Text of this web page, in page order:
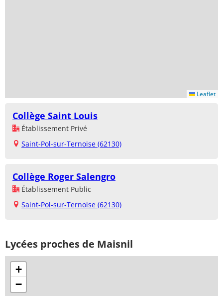
Leaflet
Collège Saint Louis
Établissement Privé
Saint-Pol-sur-Ternoise (62130)
Collège Roger Salengro
Établissement Public
Saint-Pol-sur-Ternoise (62130)
Lycées proches de Maisnil
+
−